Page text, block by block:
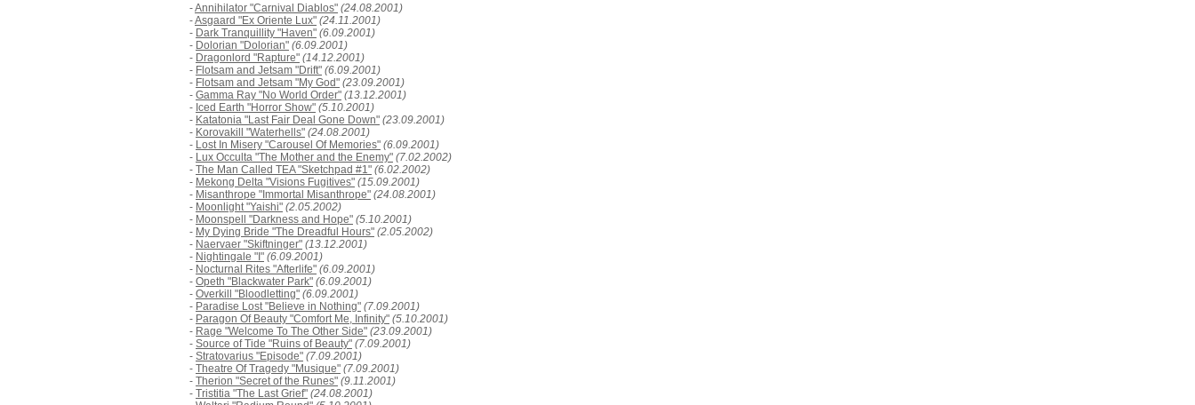
-Annihilator "Carnival Diablos" (24.08.2001)
-Asgaard "Ex Oriente Lux" (24.11.2001)
- Dark Tranquillity "Haven" (6.09.2001)
- Dolorian "Dolorian" (6.09.2001)
- Dragonlord "Rapture" (14.12.2001)
- Flotsam and Jetsam "Drift" (6.09.2001)
- Flotsam and Jetsam "My God" (23.09.2001)
- Gamma Ray "No World Order" (13.12.2001)
- Iced Earth "Horror Show" (5.10.2001)
- Katatonia "Last Fair Deal Gone Down" (23.09.2001)
- Korovakill "Waterhells" (24.08.2001)
- Lost In Misery "Carousel Of Memories" (6.09.2001)
- Lux Occulta "The Mother and the Enemy" (7.02.2002)
- The Man Called TEA "Sketchpad #1" (6.02.2002)
- Mekong Delta "Visions Fugitives" (15.09.2001)
- Misanthrope "Immortal Misanthrope" (24.08.2001)
- Moonlight "Yaishi" (2.05.2002)
- Moonspell "Darkness and Hope" (5.10.2001)
- My Dying Bride "The Dreadful Hours" (2.05.2002)
- Naervaer "Skiftninger" (13.12.2001)
- Nightingale "I" (6.09.2001)
- Nocturnal Rites "Afterlife" (6.09.2001)
- Opeth "Blackwater Park" (6.09.2001)
- Overkill "Bloodletting" (6.09.2001)
- Paradise Lost "Believe in Nothing" (7.09.2001)
- Paragon Of Beauty "Comfort Me, Infinity" (5.10.2001)
- Rage "Welcome To The Other Side" (23.09.2001)
- Source of Tide "Ruins of Beauty" (7.09.2001)
- Stratovarius "Episode" (7.09.2001)
- Theatre Of Tragedy "Musique" (7.09.2001)
- Therion "Secret of the Runes" (9.11.2001)
- Tristitia "The Last Grief" (24.08.2001)